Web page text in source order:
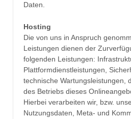
Daten.
Hosting
Die von uns in Anspruch
Leistungen dienen der
folgenden Leistungen:
Plattformdienstleistungen,
technische Wartungsleistungen,
des Betriebs dieses
Hierbei verarbeiten wir, bzw.
Nutzungsdaten, Meta- und